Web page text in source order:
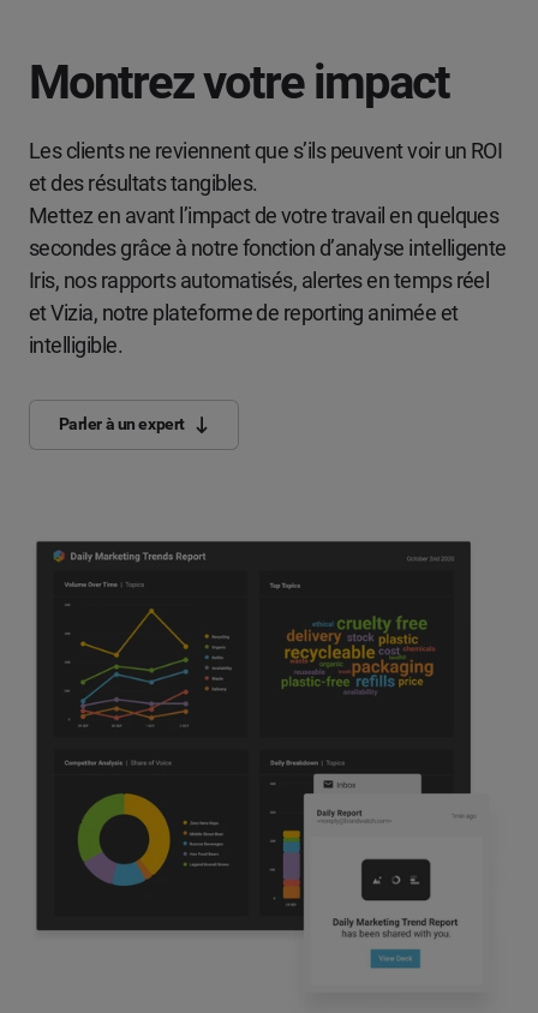
Montrez votre impact
Les clients ne reviennent que s’ils peuvent voir un ROI
et des résultats tangibles.
Mettez en avant l’impact de votre travail en quelques
secondes grâce à notre fonction d’analyse intelligente
Iris, nos rapports automatisés, alertes en temps réel
et Vizia, notre plateforme de reporting animée et
intelligible.
Parler à un expert